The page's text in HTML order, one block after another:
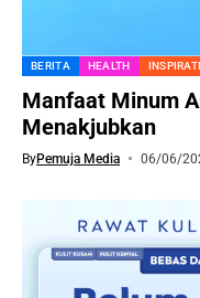
BERITA HEALTH
Manfaat Minum
Menakjubkan
ByPemuja Media 06/06/